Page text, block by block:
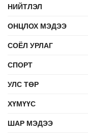
НИЙТЛЭЛ
ОНЦЛОХ МЭДЭЭ
СОЁЛ УРЛАГ
СПОРТ
УЛС ТӨР
ХҮМҮҮС
ШАР МЭДЭЭ